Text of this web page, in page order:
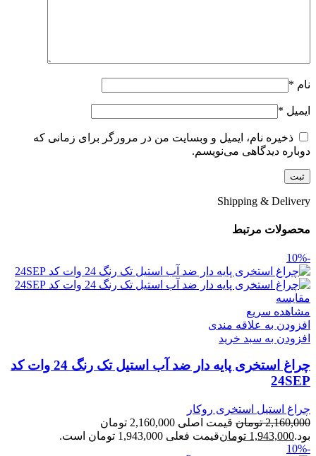
نام *
ایمیل *
ذخیره نام، ایمیل و وبسایت من در مرورگر برای زمانی که
دوباره دیدگاهی می‌نویسم.
Shipping & Delivery
محصولات مرتبط
-10%
مقایسه
مشاهده سریع
افزودن به علاقه مندی
افزودن به سبد خرید
چراغ استخری پایه دار ضد آب استیل تک رنگ 24 وات کد
24SEP
چراغ استیل استخری روکار
2,160,000 تومان
قیمت اصلی 2,160,000 تومان
بود.1,943,000 تومانقیمت فعلی 1,943,000 تومان است.
-10%